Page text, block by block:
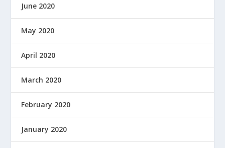
June 2020
May 2020
April 2020
March 2020
February 2020
January 2020